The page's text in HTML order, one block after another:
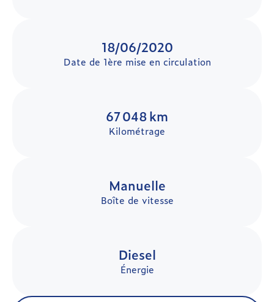
18/06/2020
Date de 1ère mise en circulation
67 048 km
Kilométrage
Manuelle
Boîte de vitesse
Diesel
Énergie